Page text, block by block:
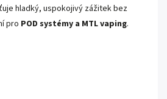
hladký, uspokojivý zážitek bez
pro POD systémy a MTL vaping.